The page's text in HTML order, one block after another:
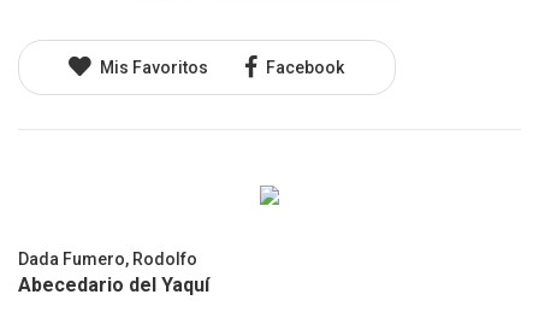
Mis Favoritos Facebook
Dada Fumero, Rodolfo
Abecedario del Yaquí